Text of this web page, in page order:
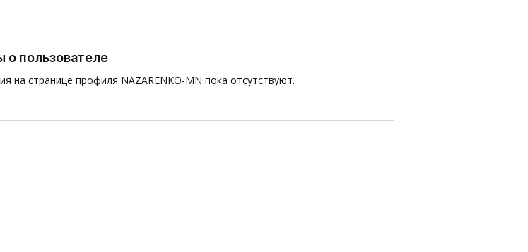
о пользователе
на странице профиля NAZARENKO-MN пока отсутствуют.